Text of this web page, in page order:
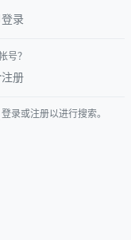
登录
号？
注册
登录或注册以进行搜索。